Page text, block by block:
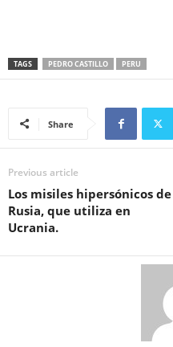
TAGS PEDRO CASTILLO PERU
Share
Previous article
Los misiles hipersónicos de
Rusia, que utiliza en
Ucrania.